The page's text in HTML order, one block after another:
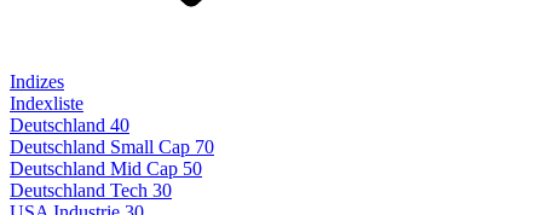
Indizes
Indexliste
Deutschland 40
Deutschland Small Cap 70
Deutschland Mid Cap 50
Deutschland Tech 30